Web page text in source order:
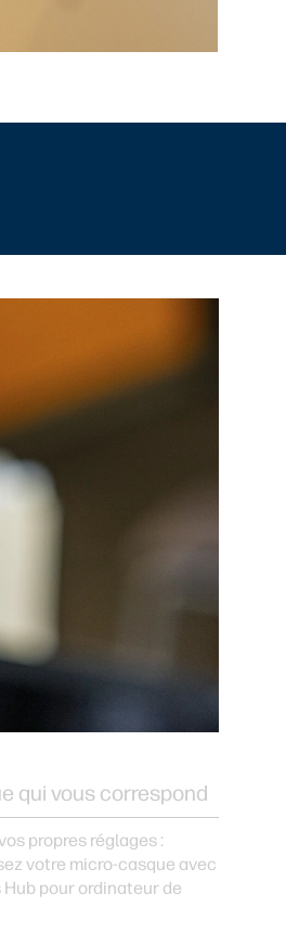
qui vous correspond
propres réglages :
votre micro-casque avec
pour ordinateur de